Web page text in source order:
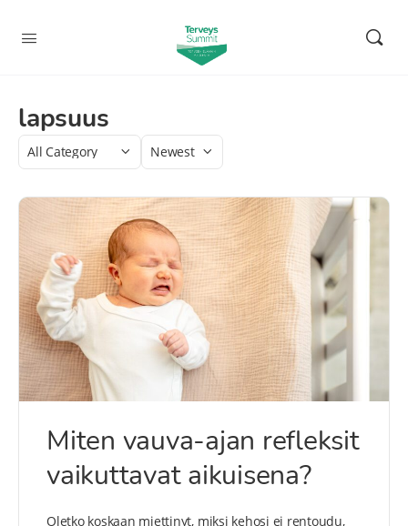
lapsuus
Category
Sort
Miten vauva-ajan refleksit
vaikuttavat aikuisena?
Oletko koskaan miettinyt, miksi kehosi ei rentoudu,